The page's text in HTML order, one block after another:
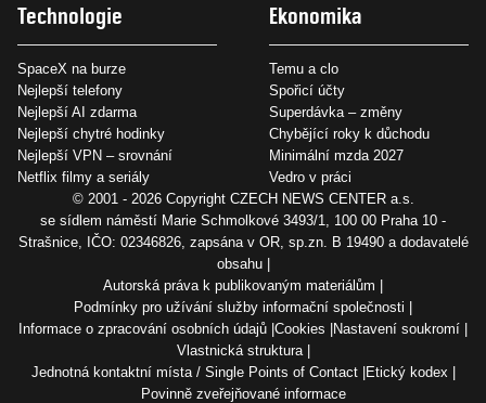
Technologie
SpaceX na burze
Nejlepší telefony
Nejlepší AI zdarma
Nejlepší chytré hodinky
Nejlepší VPN – srovnání
Netflix filmy a seriály
Ekonomika
Temu a clo
Spořicí účty
Superdávka – změny
Chybějící roky k důchodu
Minimální mzda 2027
Vedro v práci
© 2001 - 2026 Copyright CZECH NEWS CENTER a.s.
se sídlem náměstí Marie Schmolkové 3493/1, 100 00 Praha 10 -
Strašnice, IČO: 02346826, zapsána v OR, sp.zn. B 19490 a dodavatelé
obsahu
Autorská práva k publikovaným materiálům
Podmínky pro užívání služby informační společnosti
Informace o zpracování osobních údajů Cookies Nastavení soukromí
Vlastnická struktura
Jednotná kontaktní místa / Single Points of Contact Etický kodex
Povinně zveřejňované informace